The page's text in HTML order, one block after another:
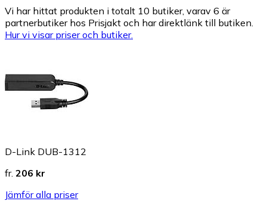
Vi har hittat produkten i totalt 10 butiker, varav 6 är
partnerbutiker hos Prisjakt och har direktlänk till butiken.
Hur vi visar priser och butiker.
D-Link DUB-1312
fr. 206 kr
Jämför alla priser